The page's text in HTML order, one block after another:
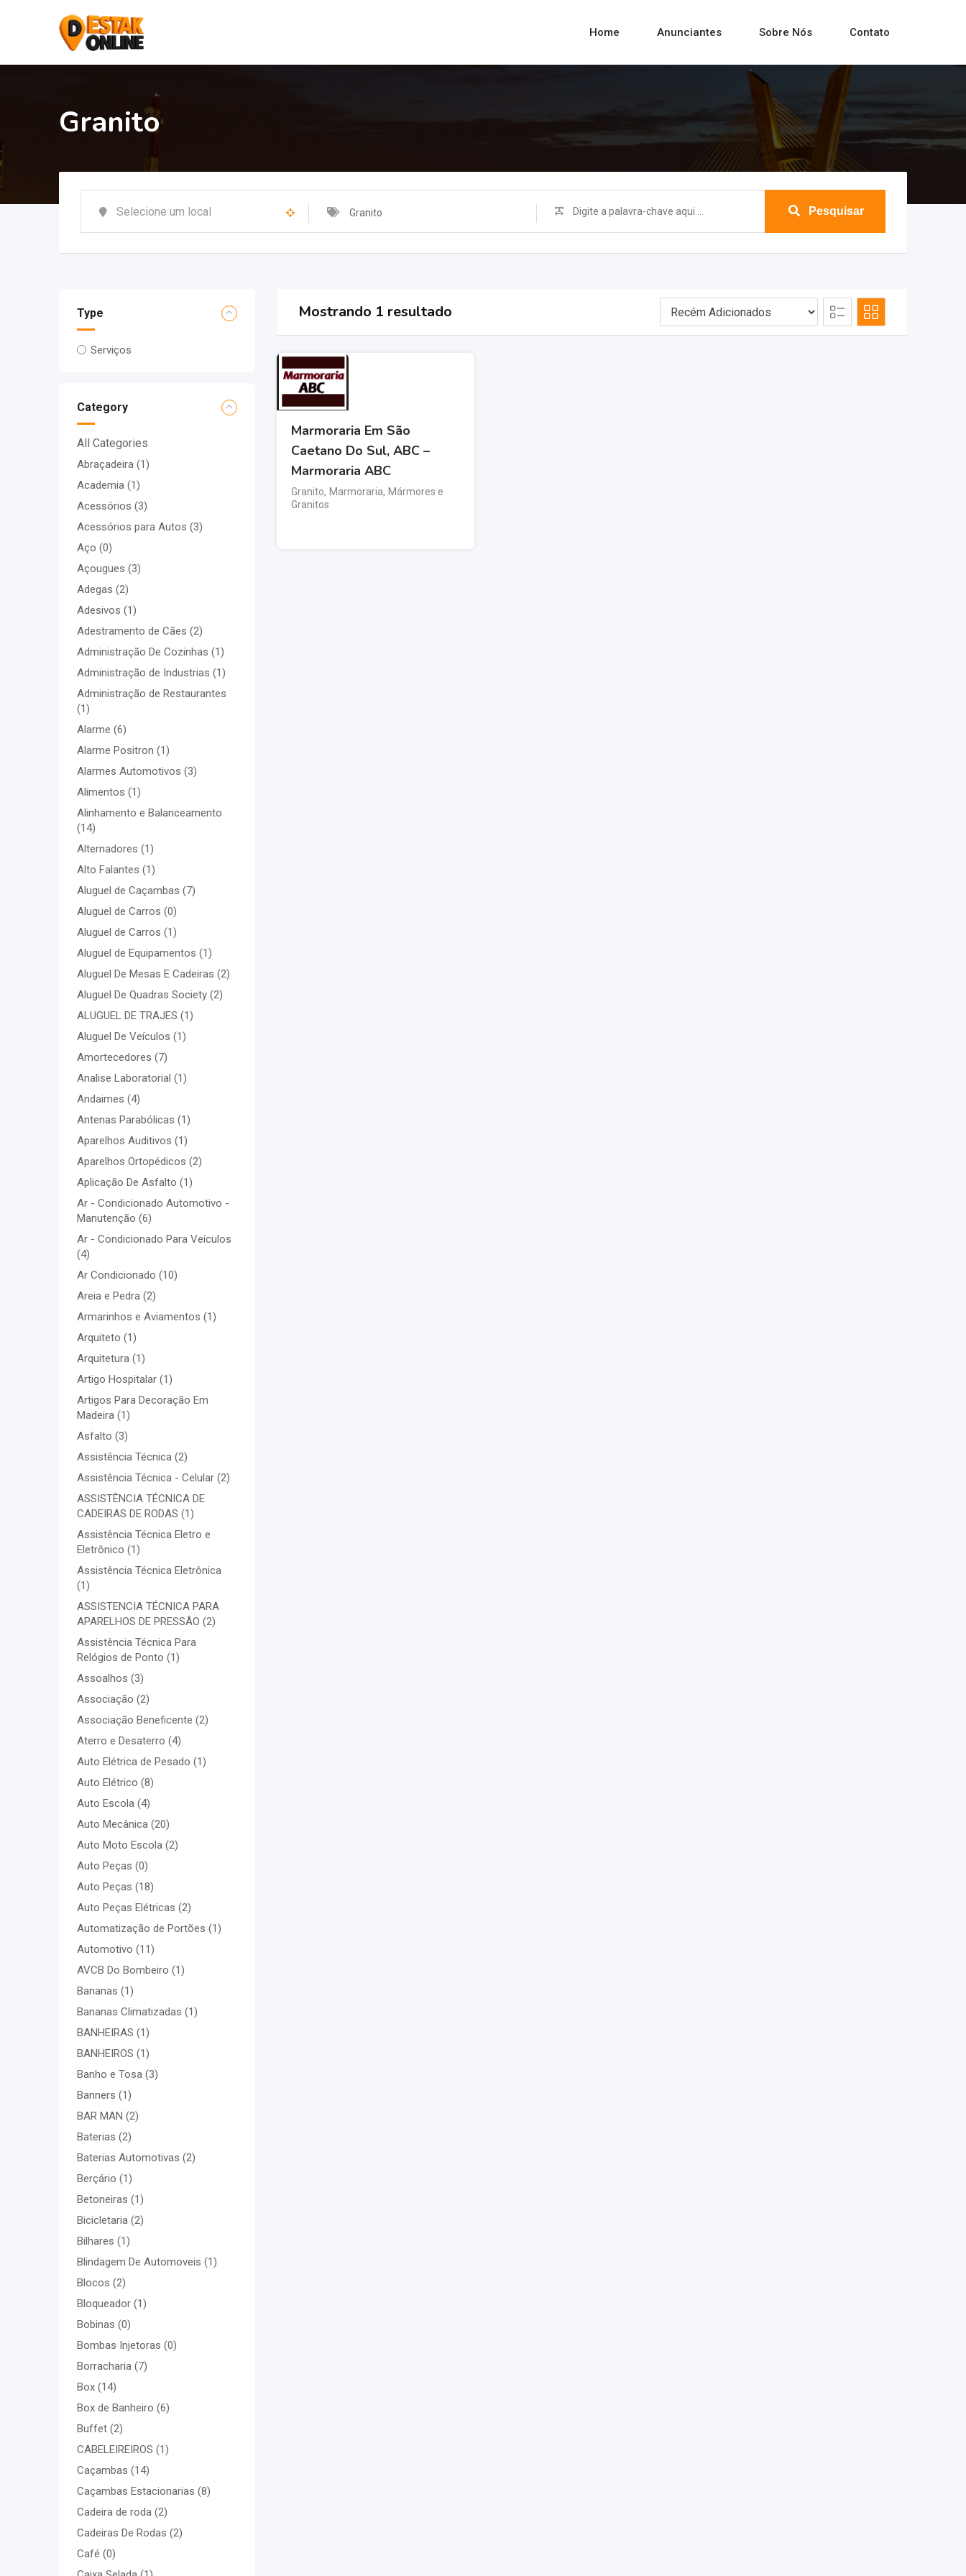
Home Anunciantes Sobre Nós Contato
Granito
Granito Pesquisar
Type
Serviços
Category
All Categories
Abraçadeira (1)
Academia (1)
Acessórios (3)
Acessórios para Autos (3)
Aço (0)
Açougues (3)
Adegas (2)
Adesivos (1)
Adestramento de Cães (2)
Administração De Cozinhas (1)
Administração de Industrias (1)
Administração de Restaurantes
(1)
Alarme (6)
Alarme Positron (1)
Alarmes Automotivos (3)
Alimentos (1)
Alinhamento e Balanceamento
(14)
Alternadores (1)
Alto Falantes (1)
Aluguel de Caçambas (7)
Aluguel de Carros (0)
Aluguel de Carros (1)
Aluguel de Equipamentos (1)
Aluguel De Mesas E Cadeiras (2)
Aluguel De Quadras Society (2)
ALUGUEL DE TRAJES (1)
Aluguel De Veículos (1)
Amortecedores (7)
Analise Laboratorial (1)
Andaimes (4)
Antenas Parabólicas (1)
Aparelhos Auditivos (1)
Aparelhos Ortopédicos (2)
Aplicação De Asfalto (1)
Ar - Condicionado Automotivo -
Manutenção (6)
Ar - Condicionado Para Veículos
(4)
Ar Condicionado (10)
Areia e Pedra (2)
Armarinhos e Aviamentos (1)
Arquiteto (1)
Arquitetura (1)
Artigo Hospitalar (1)
Artigos Para Decoração Em
Madeira (1)
Asfalto (3)
Assistência Técnica (2)
Assistência Técnica - Celular (2)
ASSISTÊNCIA TÉCNICA DE
CADEIRAS DE RODAS (1)
Assistência Técnica Eletro e
Eletrônico (1)
Assistência Técnica Eletrônica
(1)
ASSISTENCIA TÉCNICA PARA
APARELHOS DE PRESSÃO (2)
Assistência Técnica Para
Relógios de Ponto (1)
Assoalhos (3)
Associação (2)
Associação Beneficente (2)
Aterro e Desaterro (4)
Auto Elétrica de Pesado (1)
Auto Elétrico (8)
Auto Escola (4)
Auto Mecânica (20)
Auto Moto Escola (2)
Auto Peças (0)
Auto Peças (18)
Auto Peças Elétricas (2)
Automatização de Portões (1)
Automotivo (11)
AVCB Do Bombeiro (1)
Bananas (1)
Bananas Climatizadas (1)
BANHEIRAS (1)
BANHEIROS (1)
Banho e Tosa (3)
Banners (1)
BAR MAN (2)
Baterias (2)
Baterias Automotivas (2)
Berçário (1)
Betoneiras (1)
Bicicletaria (2)
Bilhares (1)
Blindagem De Automoveis (1)
Blocos (2)
Bloqueador (1)
Bobinas (0)
Bombas Injetoras (0)
Borracharia (7)
Box (14)
Box de Banheiro (6)
Buffet (2)
CABELEIREIROS (1)
Caçambas (14)
Caçambas Estacionarias (8)
Cadeira de roda (2)
Cadeiras De Rodas (2)
Café (0)
Mostrando 1 resultado
Marmoraria Em São
Caetano Do Sul, ABC –
Marmoraria ABC
Granito, Marmoraria, Mármores e
Granitos